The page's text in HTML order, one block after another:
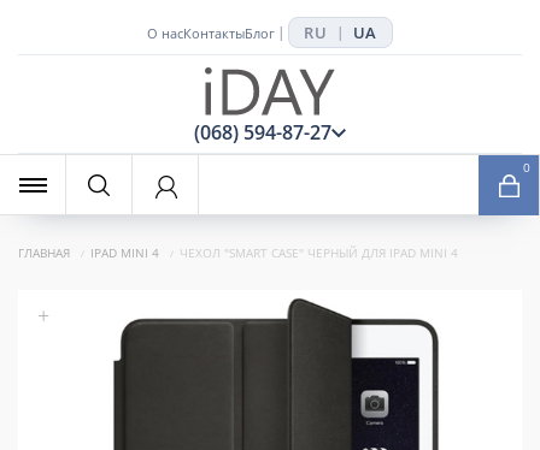
О насКонтактыБлог | RU | UA
(068) 594-87-27
0
ГЛАВНАЯ IPAD MINI 4 ЧЕХОЛ "SMART CASE" ЧЕРНЫЙ ДЛЯ IPAD MINI 4
+